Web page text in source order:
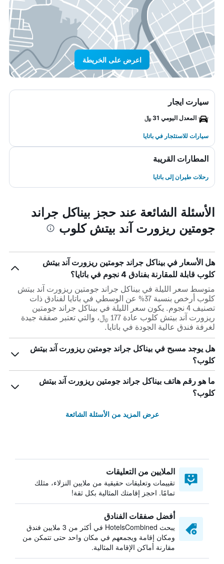
اعرض على الخريطة
سيارت ايجار
المعدل اليومي 31 ﷼
سيارات للاستئجار في باتايا
المطارات القريبة
رحلات طيران إلى باتايا
الأسئلة الشائعة عند حجز بيناكل جراند
جومتين ريزورت آند بيتش كلوب
هل الأسعار في بيناكل جراند جومتين ريزورت آند بيتش
كلوب قابلة للمقارنة بفنادق 4 نجوم في باتايا؟
متوسط سعر الليلة في بيناكل جراند جومتين ريزورت آند بيتش
كلوب أرخص بنسبة 37% عن الوسطي في باتايا لفنادق ذات
تصنيف 4 نجوم. يكون سعر الليلة في بيناكل جراند جومتين
ريزورت آند بيتش كلوب عادة 177 ﷼، والتي تعتبر صفقة جيدة
لغرفة فندق عالية الجودة في باتايا.
هل يوجد مسبح في بيناكل جراند جومتين ريزورت آند بيتش
كلوب؟
ما هو رقم هاتف بيناكل جراند جومتين ريزورت آند بيتش
كلوب؟
عرض المزيد من الأسئلة الشائعة
الملايين من التعليقات
تقييمات وتعليقات حقيقية من ملايين النزلاء، مثلك
تمامًا. احجز إقامتك المثالية بكل ثقة!
أفضل صفقات الفنادق
يبحث HotelsCombined في أكثر من 3 ملايين فندق
ومكان إقامة ويجمعهم في مكان واحد حتى تتمكن من
مقارنة أماكن الإقامة المثالية.